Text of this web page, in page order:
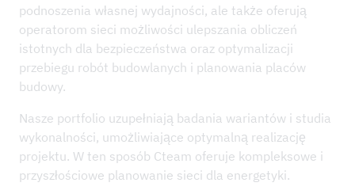
podnoszenia własnej wydajności, ale także oferują
operatorom sieci możliwości ulepszania obliczeń
istotnych dla bezpieczeństwa oraz optymalizacji
przebiegu robót budowlanych i planowania placów
budowy.
Nasze portfolio uzupełniają badania wariantów i studia
wykonalności, umożliwiające optymalną realizację
projektu. W ten sposób Cteam oferuje kompleksowe i
przyszłościowe planowanie sieci dla energetyki.